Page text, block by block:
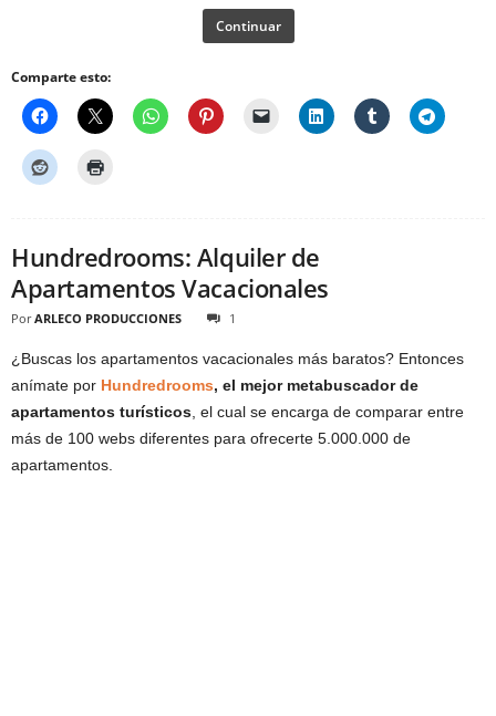
Continuar
Comparte esto:
Hundredrooms: Alquiler de
Apartamentos Vacacionales
Por ARLECO PRODUCCIONES 1
¿Buscas los apartamentos vacacionales más baratos? Entonces
anímate por Hundredrooms, el mejor metabuscador de
apartamentos turísticos, el cual se encarga de comparar entre
más de 100 webs diferentes para ofrecerte 5.000.000 de
apartamentos.